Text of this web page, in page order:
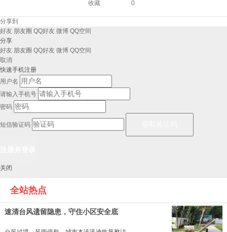
收藏 0
分享到
好友 朋友圈 QQ好友 微博 QQ空间
分享
好友 朋友圈 QQ好友 微博 QQ空间
取消
快速手机注册
用户名
请输入手机号
密码
短信验证码
关闭
全站热点
速清台风遗留隐患，守住小区安全底